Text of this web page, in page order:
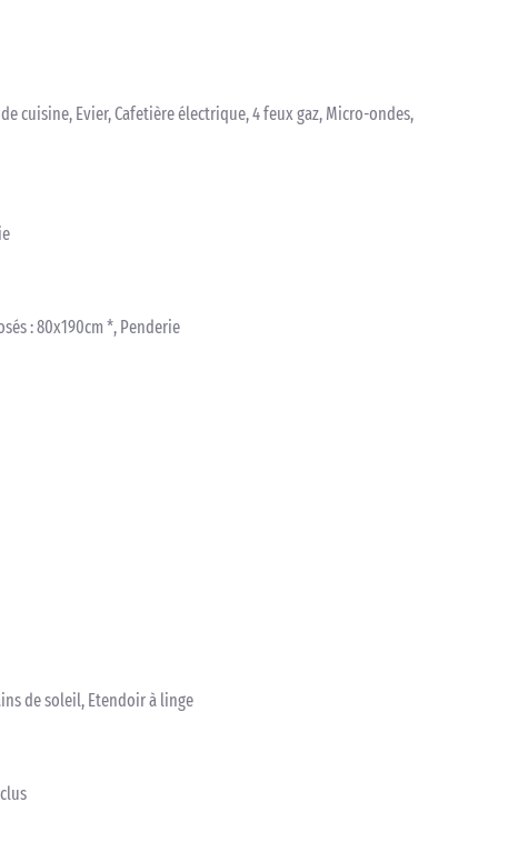
cuisine, Evier, Cafetière électrique, 4 feux gaz, Micro-ondes,
: 80x190cm *, Penderie
de soleil, Etendoir à linge